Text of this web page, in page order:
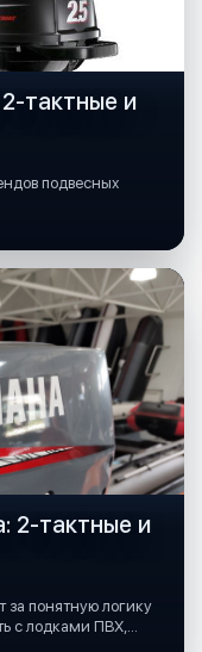
тактные и
подвесных
2-тактные и
за понятную логику
с лодками ПВХ,